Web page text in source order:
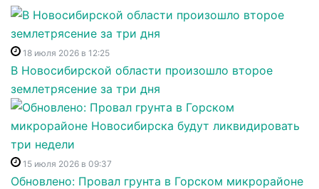
18 июля 2026 в 12:25
В Новосибирской области произошло второе
землетрясение за три дня
15 июля 2026 в 09:37
Обновлено: Провал грунта в Горском микрорайоне